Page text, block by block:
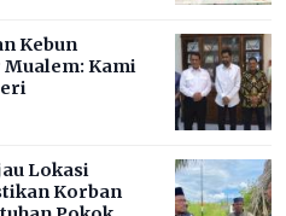
Kebun
Kami
Lokasi
Korban